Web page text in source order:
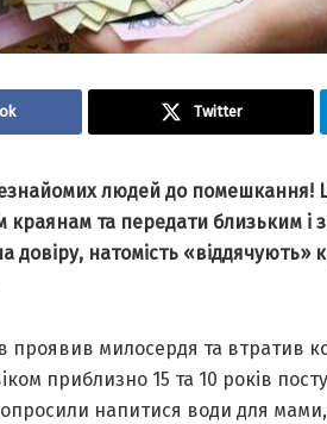
Twitter
людей до помешкання!
краянам та передати близьким
довіру, натомість «віддячують»
проявив милосердя та втратив
приблизно 15 та 10 років
напитися води для